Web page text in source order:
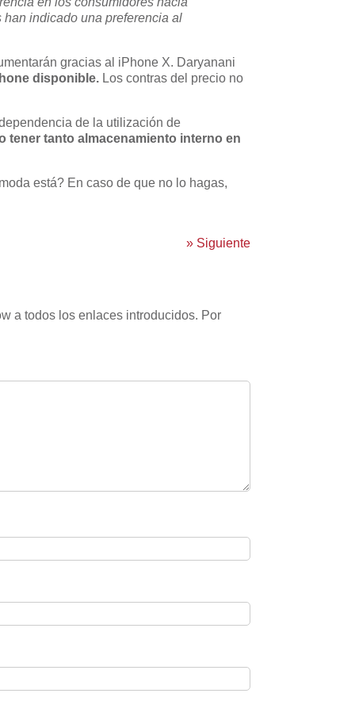
indicado una preferencia al
gracias al iPhone X. Daryanani
disponible. Los contras del precio no
de la utilización de
tener tanto almacenamiento interno en
está? En caso de que no lo hagas,
» Siguiente
a todos los enlaces introducidos. Por